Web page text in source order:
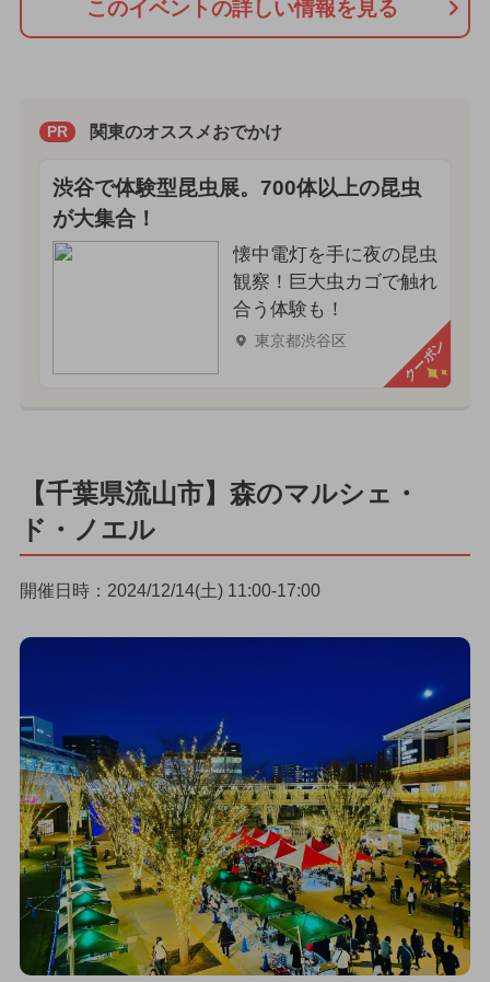
このイベントの詳しい情報を見る
PR 関東のオススメおでかけ
渋谷で体験型昆虫展。700体以上の昆虫
が大集合！
懐中電灯を手に夜の昆虫
観察！巨大虫カゴで触れ
合う体験も！
東京都渋谷区 クーポン
【千葉県流山市】森のマルシェ・
ド・ノエル
開催日時：2024/12/14(土) 11:00-17:00